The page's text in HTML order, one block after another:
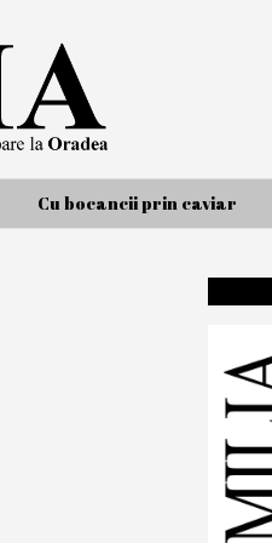
Cu bocancii prin caviar